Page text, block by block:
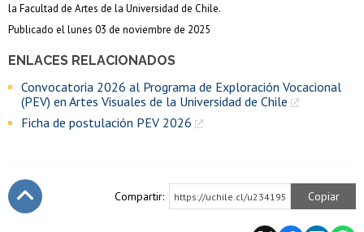
ENLACES RELACIONADOS
Convocatoria 2026 al Programa de Exploración Vocacional
(PEV) en Artes Visuales de la Universidad de Chile
Ficha de postulación PEV 2026
la Facultad de Artes de la Universidad de Chile.
Publicado el lunes 03 de noviembre de 2025
Compartir: https://uchile.cl/u234195 Copiar